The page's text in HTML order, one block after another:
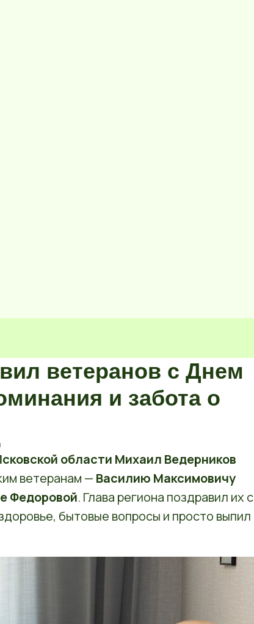
ветеранов с Днем
и забота о
области Михаил Ведерников
ветеранам — Василию Максимовичу
Федоровой. Глава региона поздравил их с
бытовые вопросы и просто выпил